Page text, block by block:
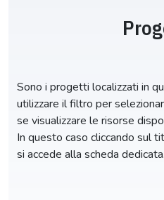
Sono i progetti localizzati in
utilizzare il filtro per
se visualizzare le risorse
In questo caso cliccando sul
si accede alla scheda dedicata.